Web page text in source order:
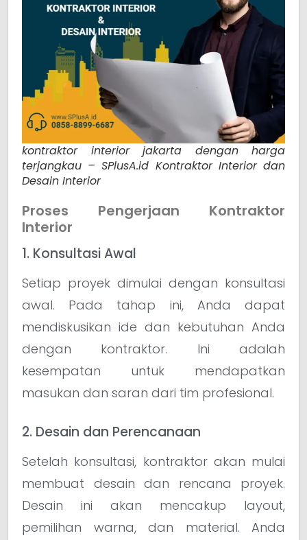
kontraktor interior jakarta dengan harga
terjangkau – SPlusA.id Kontraktor Interior dan
Desain Interior
Proses Pengerjaan Kontraktor
Interior
1. Konsultasi Awal
Setiap proyek dimulai dengan konsultasi
awal. Pada tahap ini, Anda dapat
mendiskusikan ide dan kebutuhan Anda
dengan kontraktor. Ini adalah
kesempatan untuk mendapatkan
masukan dan saran dari tim profesional.
2. Desain dan Perencanaan
Setelah konsultasi, kontraktor akan mulai
membuat desain dan rencana proyek.
Desain ini akan mencakup layout,
pemilihan warna, dan material. Anda